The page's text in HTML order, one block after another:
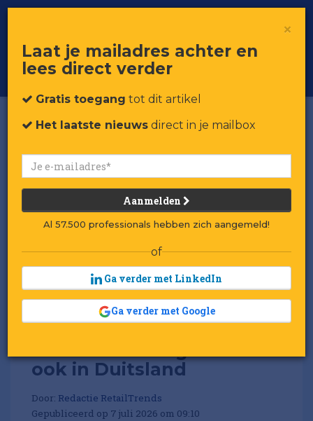
Voor professionals in retail & brands
Toggle
ook in Duitsland
Door: Redactie RetailTrends
Gepubliceerd op 7 juli 2026 om 09:10
×
Laat je mailadres achter en
lees direct verder
Gratis toegang tot dit artikel
Het laatste nieuws direct in je mailbox
Aanmelden
Al 57.500 professionals hebben zich aangemeld!
of
Ga verder met LinkedIn
Ga verder met Google